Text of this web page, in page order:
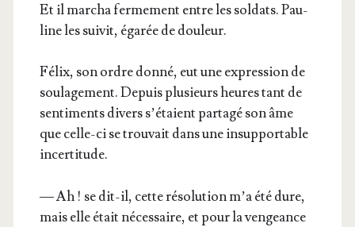
Et il mar­cha fer­me­ment entre les sol­dats. Pau­
line les sui­vit, éga­rée de douleur.
Félix, son ordre don­né, eut une expres­sion de
sou­la­ge­ment. Depuis plu­sieurs heures tant de
sen­ti­ments divers s’é­taient par­ta­gé son âme
que celle-ci se trou­vait dans une insup­por­table
incertitude.
— Ah ! se dit-il, cette réso­lu­tion m’a été dure,
mais elle était néces­saire, et pour la ven­geance